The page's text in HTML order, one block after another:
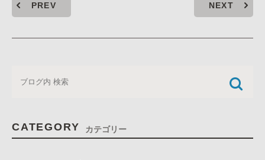
PREV NEXT
CATEGORY カテゴリー